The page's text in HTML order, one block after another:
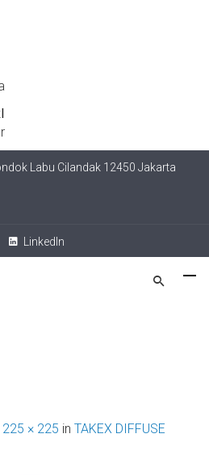
Labu Cilandak 12450 Jakarta
LinkedIn
225 × 225 in TAKEX DIFFUSE